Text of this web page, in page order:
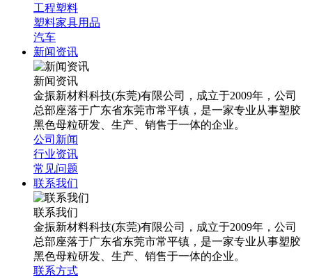
工程塑料
塑料家具用品
汽车
新闻资讯
新闻资讯
金振新材料科技(东莞)有限公司，成立于2009年，公司
总部座落于广东省东莞市常平镇，是一家专业从事塑胶
黑色母粒研发、生产、销售于一体的企业。
公司新闻
行业资讯
常见问题
联系我们
联系我们
金振新材料科技(东莞)有限公司，成立于2009年，公司
总部座落于广东省东莞市常平镇，是一家专业从事塑胶
黑色母粒研发、生产、销售于一体的企业。
联系方式